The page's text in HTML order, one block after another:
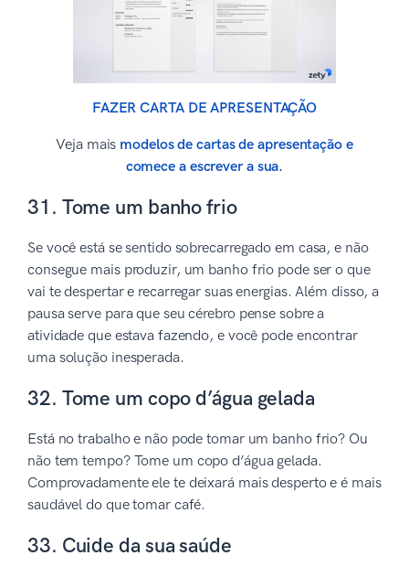
FAZER CARTA DE APRESENTAÇÃO
Veja mais modelos de cartas de apresentação e
comece a escrever a sua.
31. Tome um banho frio
Se você está se sentido sobrecarregado em casa, e não
consegue mais produzir, um banho frio pode ser o que
vai te despertar e recarregar suas energias. Além disso, a
pausa serve para que seu cérebro pense sobre a
atividade que estava fazendo, e você pode encontrar
uma solução inesperada.
32. Tome um copo d’água gelada
Está no trabalho e não pode tomar um banho frio? Ou
não tem tempo? Tome um copo d’água gelada.
Comprovadamente ele te deixará mais desperto e é mais
saudável do que tomar café.
33. Cuide da sua saúde